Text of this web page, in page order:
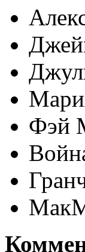
Фэй